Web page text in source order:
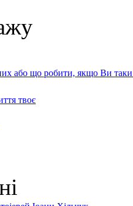
або що робити, якщо Ви
твоє